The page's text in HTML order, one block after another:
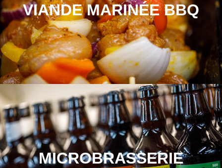
VIANDE MARINÉE BBQ
MICROBRASSERIE